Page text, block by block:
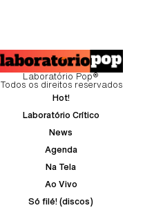
Laboratório Pop®
Todos os direitos reservados
Hot!
Laboratório Crítico
News
Agenda
Na Tela
Ao Vivo
Só filé! (discos)